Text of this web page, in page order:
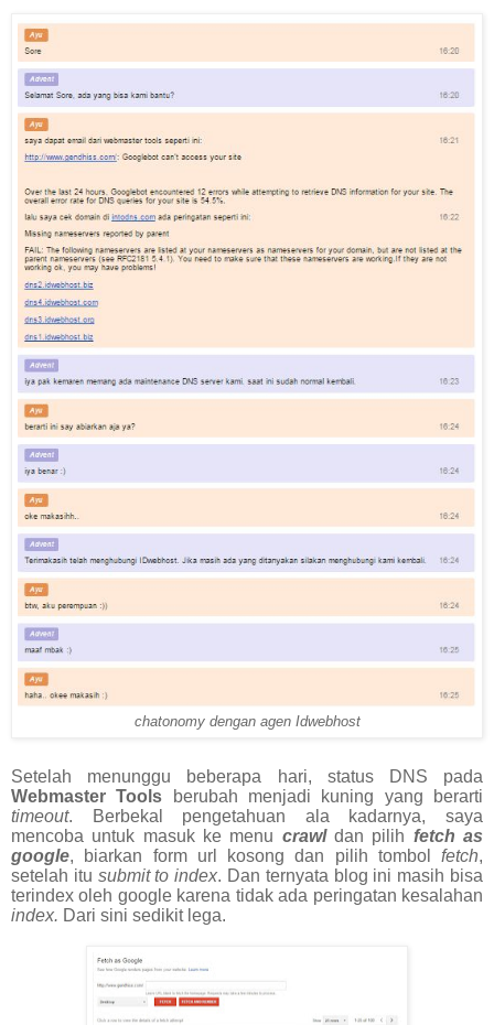
chatonomy dengan agen Idwebhost
Setelah menunggu beberapa hari, status DNS pada
Webmaster Tools berubah menjadi kuning yang berarti
timeout. Berbekal pengetahuan ala kadarnya, saya
mencoba untuk masuk ke menu crawl dan pilih fetch as
google, biarkan form url kosong dan pilih tombol fetch,
setelah itu submit to index. Dan ternyata blog ini masih bisa
terindex oleh google karena tidak ada peringatan kesalahan
index. Dari sini sedikit lega.